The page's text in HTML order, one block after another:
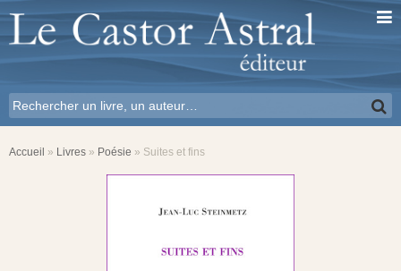
Accueil » Livres » Poésie » Suites et fins